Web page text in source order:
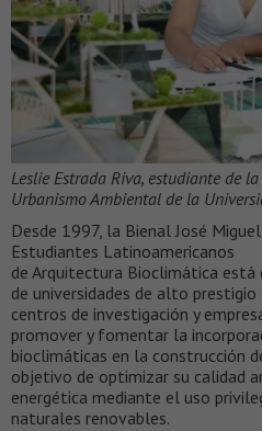
Leslie Estrada Riva, estudiante de
Urbanismo Ambiental de la
Desde 1997, la Bienal José
Estudiantes Latinoamericanos
de Arquitectura Bioclimática
de universidades de alto
centros de investigación y
promover y fomentar la
bioclimáticas en la construcción
objetivo de optimizar su calidad
energética mediante el uso
naturales renovables.